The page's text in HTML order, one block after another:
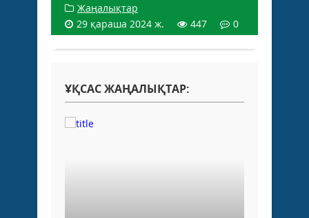
Жаңалықтар
29 қараша 2024 ж.
447 0
ҰҚСАС ЖАҢАЛЫҚТАР: